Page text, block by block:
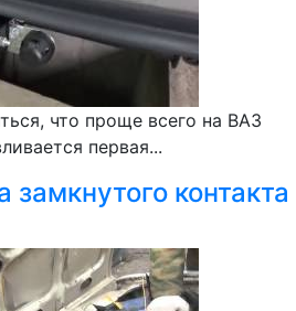
что проще всего на ВАЗ
первая...
замкнутого контакта